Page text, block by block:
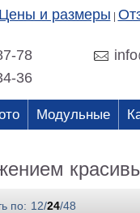
Цены и размеры
78
36
Модульные
по: 12/24/48